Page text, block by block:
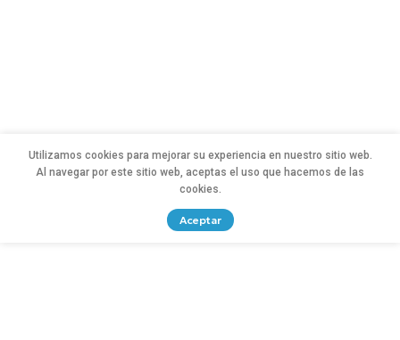
Utilizamos cookies para mejorar su experiencia en nuestro sitio web.
Al navegar por este sitio web, aceptas el uso que hacemos de las
cookies.
Aceptar